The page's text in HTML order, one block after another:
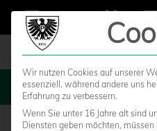
Wir nutzen Cookies auf unserer
essenziell, während andere uns
Erfahrung zu verbessern.
Wenn Sie unter 16 Jahre alt sind
Diensten geben möchten,